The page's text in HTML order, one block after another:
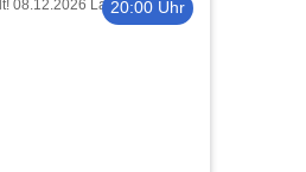
20:00 Uhr